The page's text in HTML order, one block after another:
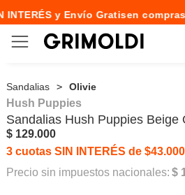
INTERÉS y Envío Gratisen compras
Sandalias Olivie
Hush Puppies
Sandalias Hush Puppies Beige
$ 129.000
3 cuotas SIN INTERÉS de $43.000
Precio sin impuestos nacionales: $